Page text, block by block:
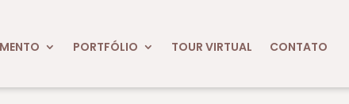
PORTFÓLIO TOUR VIRTUAL CONTATO